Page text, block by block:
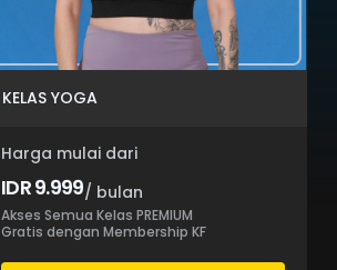
KELAS YOGA
Harga mulai dari
IDR 9.999/ bulan
Akses Semua Kelas PREMIUM
Gratis dengan Membership KF